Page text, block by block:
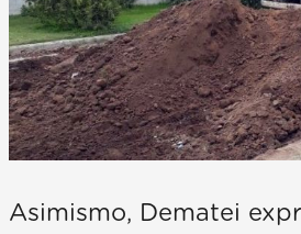
Asimismo, Dematei